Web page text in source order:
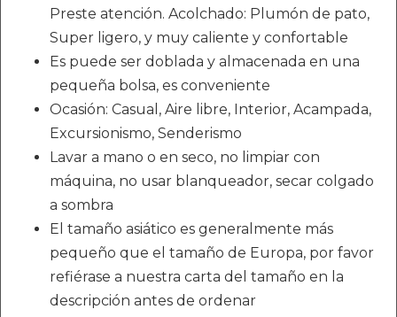
Preste atención. Acolchado: Plumón de pato,
Super ligero, y muy caliente y confortable
Es puede ser doblada y almacenada en una
pequeña bolsa, es conveniente
Ocasión: Casual, Aire libre, Interior, Acampada,
Excursionismo, Senderismo
Lavar a mano o en seco, no limpiar con
máquina, no usar blanqueador, secar colgado
a sombra
El tamaño asiático es generalmente más
pequeño que el tamaño de Europa, por favor
refiérase a nuestra carta del tamaño en la
descripción antes de ordenar